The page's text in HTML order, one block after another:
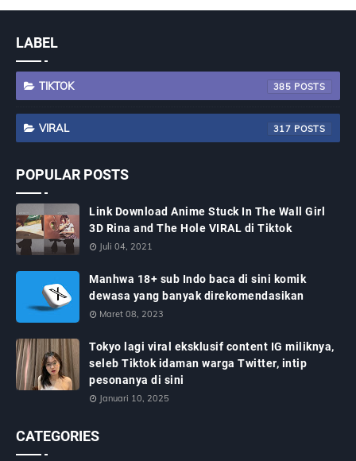
LABEL
TIKTOK 385
VIRAL 317
POPULAR POSTS
Link Download Anime Stuck In The Wall Girl
3D Rina and The Hole VIRAL di Tiktok
Juli 04, 2021
Manhwa 18+ sub Indo baca di sini komik
dewasa yang banyak direkomendasikan
Maret 08, 2023
Tokyo lagi viral eksklusif content IG miliknya,
seleb Tiktok idaman warga Twitter, intip
pesonanya di sini
Januari 10, 2025
CATEGORIES